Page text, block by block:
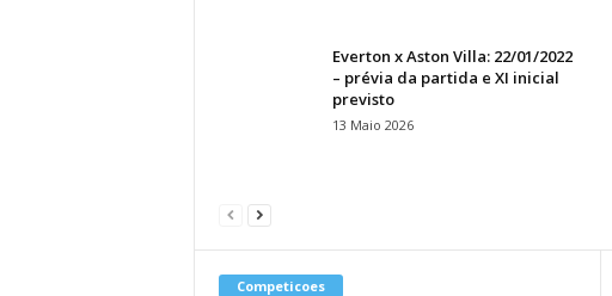
Everton x Aston Villa: 22/01/2022
– prévia da partida e XI inicial
previsto
13 Maio 2026
Competicoes